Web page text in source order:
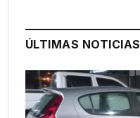
ÚLTIMAS NOTICIAS